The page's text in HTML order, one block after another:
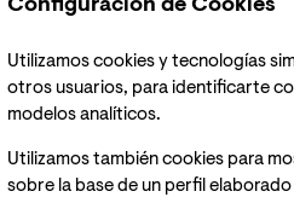
que no hace más que
el desarrollo de este
y
Configuración de Cookies
Utilizamos cookies y tecnologías
otros usuarios, para identificarte
modelos analíticos.
Utilizamos también cookies para
sobre la base de un perfil